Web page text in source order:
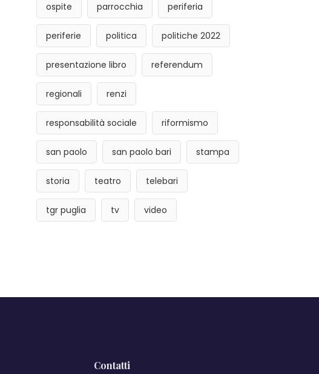
ospite parrocchia periferia
periferie politica politiche 2022
presentazione libro referendum
regionali renzi
responsabilità sociale riformismo
san paolo san paolo bari stampa
storia teatro telebari
tgr puglia tv video
Contatti